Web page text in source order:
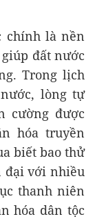
chính là nền
đất nước
Trong lịch
lòng tự
cường được
hóa truyền
biết bao thử
đại với nhiều
thanh niên
hóa dân tộc